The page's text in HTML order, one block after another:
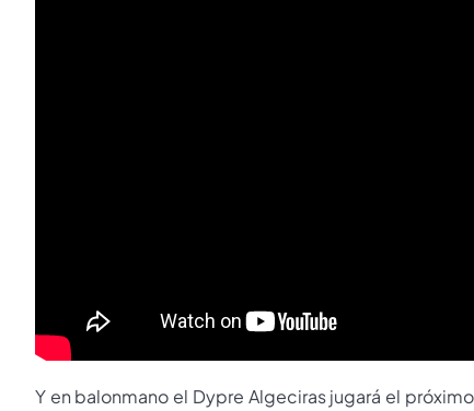
Y en balonmano el Dypre Algeciras jugará el